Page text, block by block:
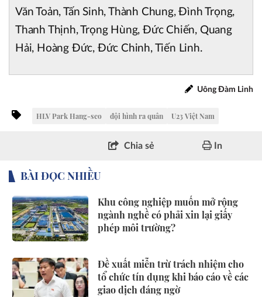
Văn Toản, Tấn Sinh, Thành Chung, Đình Trọng,
Thanh Thịnh, Trọng Hùng, Đức Chiến, Quang
Hải, Hoàng Đức, Đức Chinh, Tiến Linh.
Uông Đàm Linh
HLV Park Hang-seo đội hình ra quân U23 Việt Nam
Chia sẻ In
BÀI ĐỌC NHIỀU
Khu công nghiệp muốn mở rộng
ngành nghề có phải xin lại giấy
phép môi trường?
Đề xuất miễn trừ trách nhiệm cho
tổ chức tín dụng khi báo cáo về các
giao dịch đáng ngờ